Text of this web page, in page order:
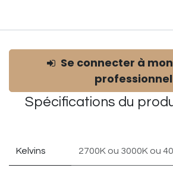
Se connecter à
professionnel
Spécifications du
Kelvins 2700K ou 3000K ou